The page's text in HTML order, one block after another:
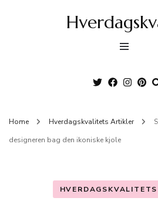
Home Hverdagskvalitets Artikler
designeren bag den ikoniske kjole